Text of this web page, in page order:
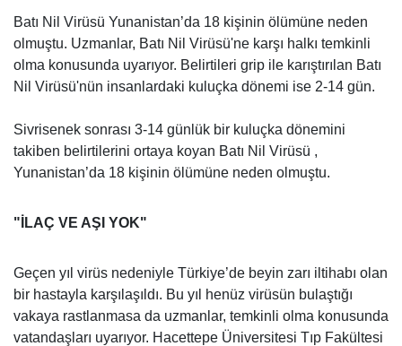
Batı Nil Virüsü Yunanistan’da 18 kişinin ölümüne neden
olmuştu. Uzmanlar, Batı Nil Virüsü'ne karşı halkı temkinli
olma konusunda uyarıyor. Belirtileri grip ile karıştırılan Batı
Nil Virüsü'nün insanlardaki kuluçka dönemi ise 2-14 gün.
Sivrisenek sonrası 3-14 günlük bir kuluçka dönemini
takiben belirtilerini ortaya koyan Batı Nil Virüsü ,
Yunanistan’da 18 kişinin ölümüne neden olmuştu.
"İLAÇ VE AŞI YOK"
Geçen yıl virüs nedeniyle Türkiye’de beyin zarı iltihabı olan
bir hastayla karşılaşıldı. Bu yıl henüz virüsün bulaştığı
vakaya rastlanmasa da uzmanlar, temkinli olma konusunda
vatandaşları uyarıyor. Hacettepe Üniversitesi Tıp Fakültesi